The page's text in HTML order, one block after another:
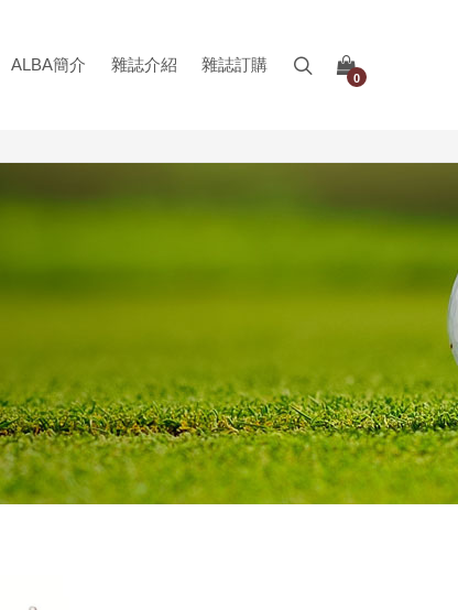
ALBA簡介 雜誌介紹 雜誌訂購
0